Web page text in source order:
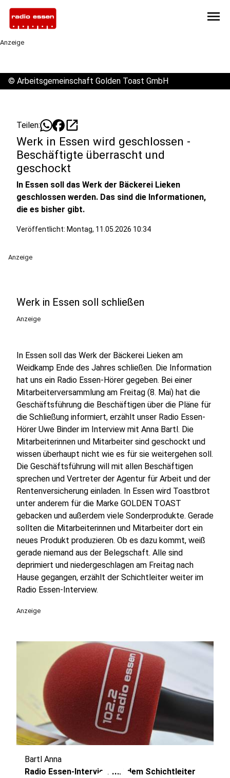
menu
Anzeige
© Arbeitsgemeinschaft Golden Toast GmbH
Teilen: open_in_new
Werk in Essen wird geschlossen -
Beschäftigte überrascht und
geschockt
In Essen soll das Werk der Bäckerei Lieken
geschlossen werden. Das sind die Informationen,
die es bisher gibt.
Veröffentlicht: Montag, 11.05.2026 10:34
Anzeige
Werk in Essen soll schließen
Anzeige
In Essen soll das Werk der Bäckerei Lieken am
Weidkamp Ende des Jahres schließen. Die Information
hat uns ein Radio Essen-Hörer gegeben. Bei einer
Mitarbeiterversammlung am Freitag (8. Mai) hat die
Geschäftsführung die Beschäftigen über die Pläne für
die Schließung informiert, erzählt unser Radio Essen-
Hörer Uwe Binder im Interview mit Anna Bartl. Die
Mitarbeiterinnen und Mitarbeiter sind geschockt und
wissen überhaupt nicht wie es für sie weitergehen soll.
Die Geschäftsführung will mit allen Beschäftigen
sprechen und Vertreter der Agentur für Arbeit und der
Rentenversicherung einladen. In Essen wird Toastbrot
unter anderem für die Marke GOLDEN TOAST
gebacken und außerdem viele Sonderprodukte. Gerade
sollten die Mitarbeiterinnen und Mitarbeiter dort ein
neues Produkt produzieren. Ob es dazu kommt, weiß
gerade niemand aus der Belegschaft. Alle sind
deprimiert und niedergeschlagen am Freitag nach
Hause gegangen, erzählt der Schichtleiter weiter im
Radio Essen-Interview.
Anzeige
Bartl Anna
Radio Essen-Interview mit dem Schichtleiter